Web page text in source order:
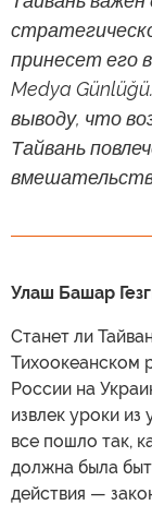
принесет его
Medya
выводу, что
Тайвань
Улаш Башар
Станет ли
Тихоокеанском
России на
извлек уроки
все пошло так,
должна была
действия —